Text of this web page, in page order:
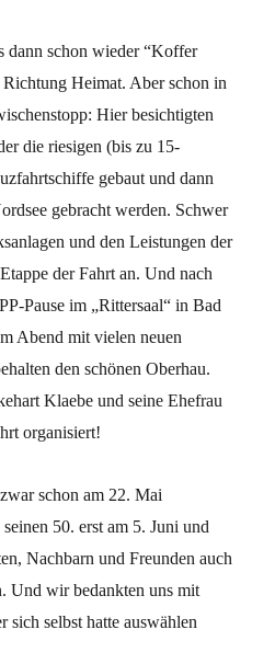
dann schon wieder “Koffer
Richtung Heimat. Aber schon in
Hier besichtigten
die riesigen (bis zu 15-
gebaut und dann
gebracht werden. Schwer
und den Leistungen der
der Fahrt an. Und nach
Pause im „Rittersaal“ in Bad
Abend mit vielen neuen
den schönen Oberhau.
Klaebe und seine Ehefrau
organisiert!
schon am 22. Mai
50. erst am 5. Juni und
Nachbarn und Freunden auch
Und wir bedankten uns mit
sich selbst hatte auswählen